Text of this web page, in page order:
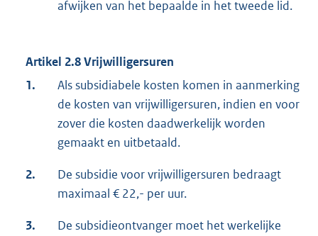
afwijken van het bepaalde in het tweede lid.
Artikel 2.8 Vrijwilligersuren
1.
Als subsidiabele kosten komen in aanmerking
de kosten van vrijwilligersuren, indien en voor
zover die kosten daadwerkelijk worden
gemaakt en uitbetaald.
2.
De subsidie voor vrijwilligersuren bedraagt
maximaal € 22,- per uur.
3.
De subsidieontvanger moet het werkelijke